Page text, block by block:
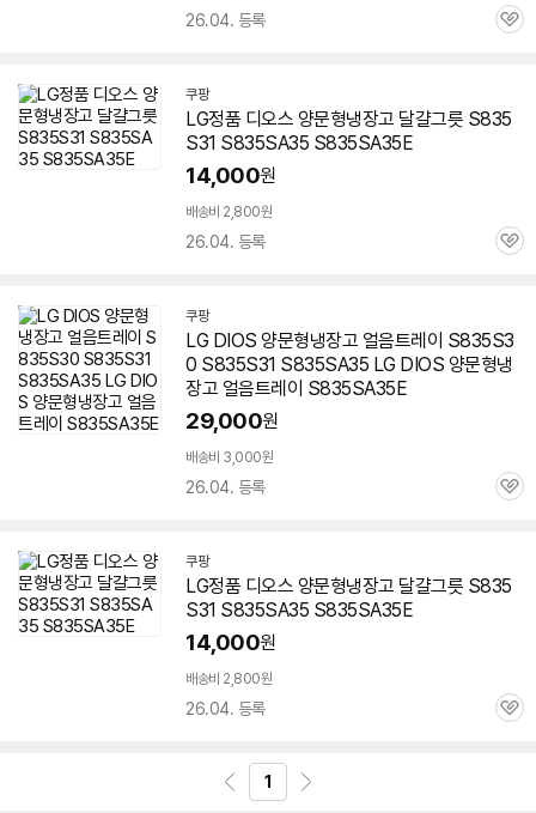
26.04. 등록
관
쿠팡
LG정품 디오스 양문형냉장고 달걀그릇 S835
S31 S835SA35 S835SA35E
14,000원
배송비 2,800원
26.04. 등록
관
쿠팡
LG DIOS 양문형냉장고 얼음트레이 S835S3
0 S835S31 S835SA35 LG DIOS 양문형냉
장고 얼음트레이 S835SA35E
29,000원
배송비 3,000원
26.04. 등록
관
쿠팡
LG정품 디오스 양문형냉장고 달걀그릇 S835
S31 S835SA35 S835SA35E
14,000원
배송비 2,800원
26.04. 등록
관
1